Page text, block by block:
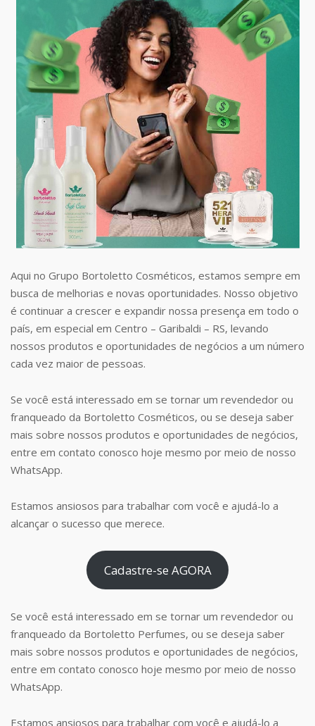
Aqui no Grupo Bortoletto Cosméticos, estamos sempre em
busca de melhorias e novas oportunidades. Nosso objetivo
é continuar a crescer e expandir nossa presença em todo o
país, em especial em Centro – Garibaldi – RS, levando
nossos produtos e oportunidades de negócios a um número
cada vez maior de pessoas.
Se você está interessado em se tornar um revendedor ou
franqueado da Bortoletto Cosméticos, ou se deseja saber
mais sobre nossos produtos e oportunidades de negócios,
entre em contato conosco hoje mesmo por meio de nosso
WhatsApp.
Estamos ansiosos para trabalhar com você e ajudá-lo a
alcançar o sucesso que merece.
Cadastre-se AGORA
Se você está interessado em se tornar um revendedor ou
franqueado da Bortoletto Perfumes, ou se deseja saber
mais sobre nossos produtos e oportunidades de negócios,
entre em contato conosco hoje mesmo por meio de nosso
WhatsApp.
Estamos ansiosos para trabalhar com você e ajudá-lo a